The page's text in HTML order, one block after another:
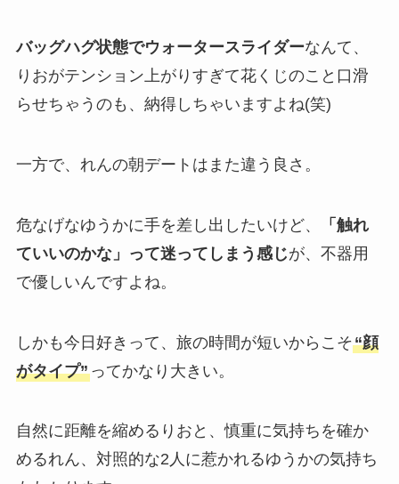
バッグハグ状態でウォータースライダーなんて、
りおがテンション上がりすぎて花くじのこと口滑
らせちゃうのも、納得しちゃいますよね(笑)
一方で、れんの朝デートはまた違う良さ。
危なげなゆうかに手を差し出したいけど、
「触れ
ていいのかな」って迷ってしまう感じが、不器用
で優しいんですよね。
しかも今日好きって、旅の時間が短いからこそ“顔
がタイプ”ってかなり大きい。
自然に距離を縮めるりおと、慎重に気持ちを確か
めるれん、対照的な2人に惹かれるゆうかの気持ち